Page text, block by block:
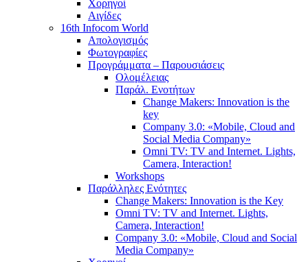
Χορηγοί
Αιγίδες
16th Infocom World
Απολογισμός
Φωτογραφίες
Προγράμματα – Παρουσιάσεις
Ολομέλειας
Παράλ. Ενοτήτων
Change Makers: Innovation is the
key
Company 3.0: «Mobile, Cloud and
Social Media Company»
Omni TV: TV and Internet. Lights,
Camera, Interaction!
Workshops
Παράλληλες Ενότητες
Change Makers: Innovation is the Key
Omni TV: TV and Internet. Lights,
Camera, Interaction!
Company 3.0: «Mobile, Cloud and Social
Media Company»